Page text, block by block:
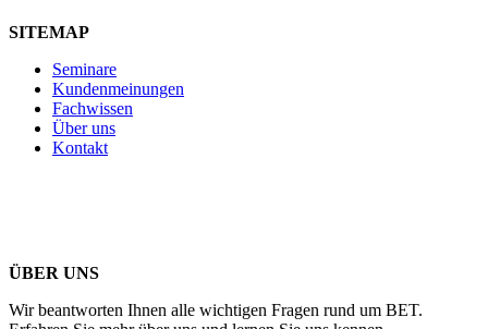
SITEMAP
Seminare
Kundenmeinungen
Fachwissen
Über uns
Kontakt
ÜBER UNS
Wir beantworten Ihnen alle wichtigen Fragen rund um BET.